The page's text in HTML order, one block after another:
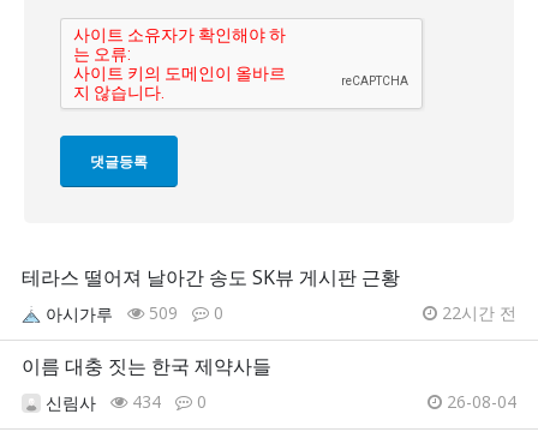
테라스 떨어져 날아간 송도 SK뷰 게시판 근황
아시가루 509 0 22시간 전
이름 대충 짓는 한국 제약사들
신림사 434 0 26-08-04